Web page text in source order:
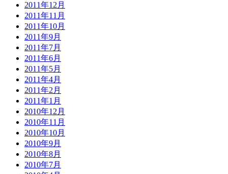
2011年12月
2011年11月
2011年10月
2011年9月
2011年7月
2011年6月
2011年5月
2011年4月
2011年2月
2011年1月
2010年12月
2010年11月
2010年10月
2010年9月
2010年8月
2010年7月